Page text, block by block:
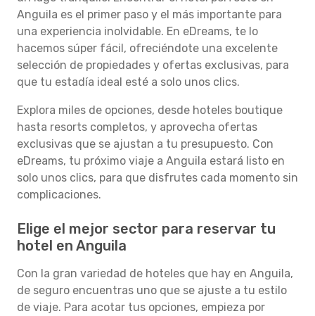
Anguila es el primer paso y el más importante para
una experiencia inolvidable. En eDreams, te lo
hacemos súper fácil, ofreciéndote una excelente
selección de propiedades y ofertas exclusivas, para
que tu estadía ideal esté a solo unos clics.
Explora miles de opciones, desde hoteles boutique
hasta resorts completos, y aprovecha ofertas
exclusivas que se ajustan a tu presupuesto. Con
eDreams, tu próximo viaje a Anguila estará listo en
solo unos clics, para que disfrutes cada momento sin
complicaciones.
Elige el mejor sector para reservar tu
hotel en Anguila
Con la gran variedad de hoteles que hay en Anguila,
de seguro encuentras uno que se ajuste a tu estilo
de viaje. Para acotar tus opciones, empieza por